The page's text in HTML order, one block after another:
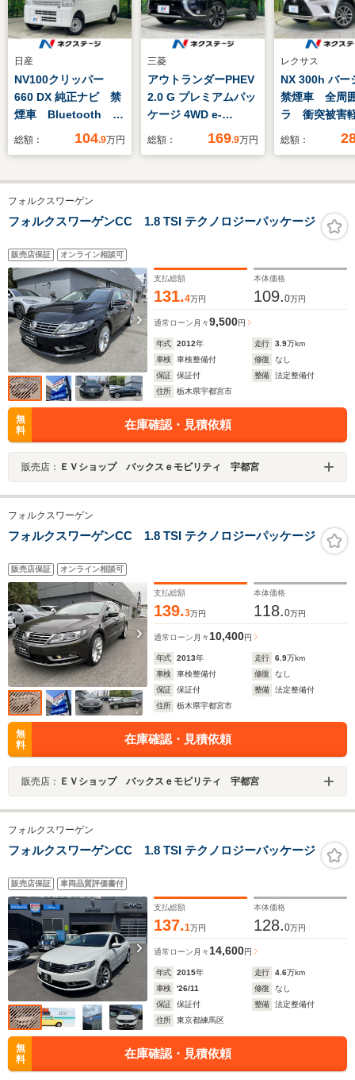
日産
NV100クリッパー
660 DX 純正ナビ 禁
煙車 Bluetooth
CD 地デジ キーレ
シーガラス 盗難防止
装置
総額： 104.9万円
三菱
アウトランダーPHEV
2.0 G プレミアムパッ
ケージ 4WD e-
Assist レーダーク
ETC ドラレコ シー
ックドア 合皮レザー
ライト 純正18イン
チAW
総額： 169.9万円
レクサス
NX 300h バー
禁煙車 全周
ラ 衝突被害
テム 電動リ
ーナーセンサ
ド ETC2.0
ン 純正18イ
総額：
フォルクスワーゲン
フォルクスワーゲンCC 1.8 TSI テクノロジーパッケージ
販売店保証 オンライン相談可
支払総額
131.4万円
本体価格
109.0万円
通常ローン 月々9,500円
年式 2012年 走行 3.9万km
車検
車検整備付 修復
なし
保証
保証付 整備
法定整備付
住所
栃木県宇都宮市
無
料
在庫確認・見積依頼
販売店： ＥＶショップ バックスｅモビリティ 宇都宮
フォルクスワーゲン
フォルクスワーゲンCC 1.8 TSI テクノロジーパッケージ
販売店保証 オンライン相談可
支払総額
139.3万円
本体価格
118.0万円
通常ローン 月々 10,400円
年式 2013年 走行 6.9万km
車検
車検整備付 修復
なし
保証
保証付 整備
法定整備付
住所
栃木県宇都宮市
無
料
在庫確認・見積依頼
販売店： ＥＶショップ バックスｅモビリティ 宇都宮
フォルクスワーゲン
フォルクスワーゲンCC 1.8 TSI テクノロジーパッケージ
販売店保証 車両品質評価書付
支払総額
137.1万円
本体価格
128.0万円
通常ローン 月々 14,600円
年式 2015年 走行 4.6万km
車検
'26/11 修復
なし
保証
保証付 整備
法定整備付
住所
東京都練馬区
無
料
在庫確認・見積依頼